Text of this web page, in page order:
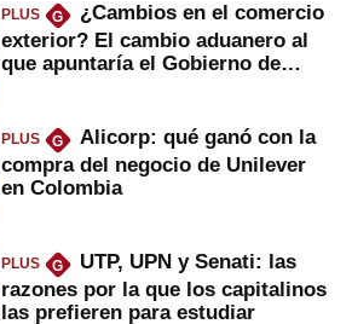
PLUS G
¿Cambios en el comercio
exterior? El cambio aduanero al
que apuntaría el Gobierno de
PLUS G
Alicorp: qué ganó con la
compra del negocio de Unilever
en Colombia
PLUS G
UTP, UPN y Senati: las
razones por la que los capitalinos
las prefieren para estudiar